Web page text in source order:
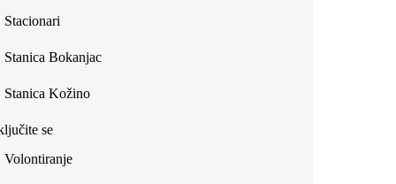
Stacionari
Stanica Bokanjac
Stanica Kožino
se
Volontiranje